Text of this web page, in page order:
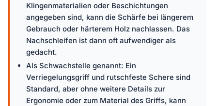
Klingenmaterialien oder Beschichtungen
angegeben sind, kann die Schärfe bei längerem
Gebrauch oder härterem Holz nachlassen. Das
Nachschleifen ist dann oft aufwendiger als
gedacht.
Als Schwachstelle genannt: Ein
Verriegelungsgriff und rutschfeste Schere sind
Standard, aber ohne weitere Details zur
Ergonomie oder zum Material des Griffs, kann